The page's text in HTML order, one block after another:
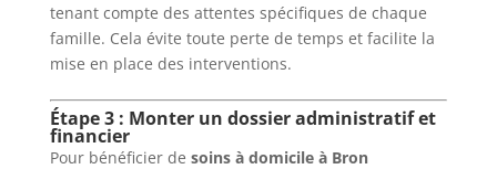
tenant compte des attentes spécifiques de chaque
famille. Cela évite toute perte de temps et facilite la
mise en place des interventions.
Étape 3 : Monter un dossier administratif et
financier
Pour bénéficier de soins à domicile à Bron